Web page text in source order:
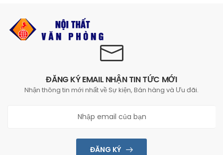
ĐĂNG KÝ EMAIL NHẬN TIN TỨC MỚI
Nhận thông tin mới nhất về Sự kiện, Bán hàng và Ưu đãi.
ĐĂNG KÝ